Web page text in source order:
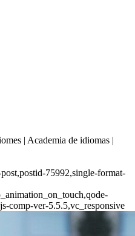
| Academia de idiomas |
75992,single-format-
comp-ver-5.5.5,vc_responsive